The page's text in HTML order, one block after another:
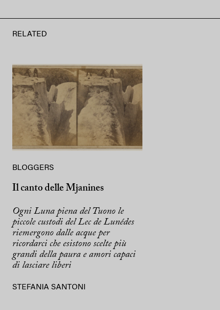
RELATED
BLOGGERS
Il canto delle Mjanines
Ogni Luna piena del Tuono le
piccole custodi del Lec de Lunédes
riemergono dalle acque per
ricordarci che esistono scelte più
grandi della paura e amori capaci
di lasciare liberi
STEFANIA SANTONI